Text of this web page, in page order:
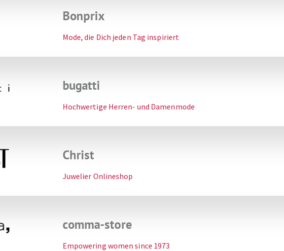
Bonprix
Mode, die Dich jeden Tag inspiriert
bugatti
Hochwertige Herren- und Damenmode
Christ
Juwelier Onlineshop
comma-store
Empowering women since 1973